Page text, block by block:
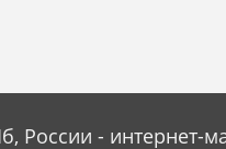
России - интернет-